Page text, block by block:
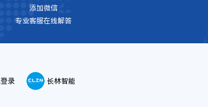
添加微信
专业客服在线解答
录 长林智能